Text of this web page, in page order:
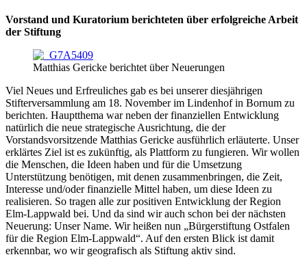
Vorstand und Kuratorium berichteten über erfolgreiche Arbeit
der Stiftung
Matthias Gericke berichtet über Neuerungen
Viel Neues und Erfreuliches gab es bei unserer diesjährigen
Stifterversammlung am 18. November im Lindenhof in Bornum zu
berichten. Hauptthema war neben der finanziellen Entwicklung
natürlich die neue strategische Ausrichtung, die der
Vorstandsvorsitzende Matthias Gericke ausführlich erläuterte. Unser
erklärtes Ziel ist es zukünftig, als Plattform zu fungieren. Wir wollen
die Menschen, die Ideen haben und für die Umsetzung
Unterstützung benötigen, mit denen zusammenbringen, die Zeit,
Interesse und/oder finanzielle Mittel haben, um diese Ideen zu
realisieren. So tragen alle zur positiven Entwicklung der Region
Elm-Lappwald bei. Und da sind wir auch schon bei der nächsten
Neuerung: Unser Name. Wir heißen nun „Bürgerstiftung Ostfalen
für die Region Elm-Lappwald“. Auf den ersten Blick ist damit
erkennbar, wo wir geografisch als Stiftung aktiv sind.